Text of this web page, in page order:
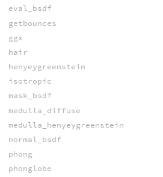
eval_bsdf
getbounces
ggx
hair
henyeygreenstein
isotropic
mask_bsdf
medulla_diffuse
medulla_henyeygreenstein
normal_bsdf
phong
phonglobe